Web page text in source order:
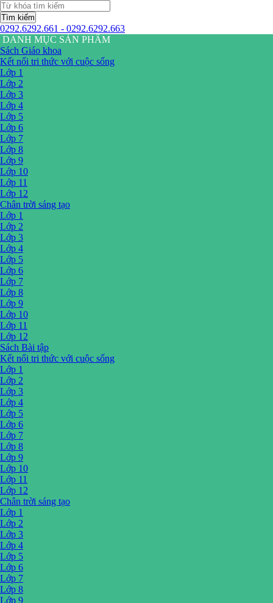
Tìm kiếm
0292.6292.661 - 0292.6292.663
DANH MỤC SẢN PHẨM
Sách Giáo khoa
Kết nối tri thức với cuộc sống
Lớp 1
Lớp 2
Lớp 3
Lớp 4
Lớp 5
Lớp 6
Lớp 7
Lớp 8
Lớp 9
Lớp 10
Lớp 11
Lớp 12
Chân trời sáng tạo
Lớp 1
Lớp 2
Lớp 3
Lớp 4
Lớp 5
Lớp 6
Lớp 7
Lớp 8
Lớp 9
Lớp 10
Lớp 11
Lớp 12
Sách Bài tập
Kết nối tri thức với cuộc sống
Lớp 1
Lớp 2
Lớp 3
Lớp 4
Lớp 5
Lớp 6
Lớp 7
Lớp 8
Lớp 9
Lớp 10
Lớp 11
Lớp 12
Chân trời sáng tạo
Lớp 1
Lớp 2
Lớp 3
Lớp 4
Lớp 5
Lớp 6
Lớp 7
Lớp 8
Lớp 9